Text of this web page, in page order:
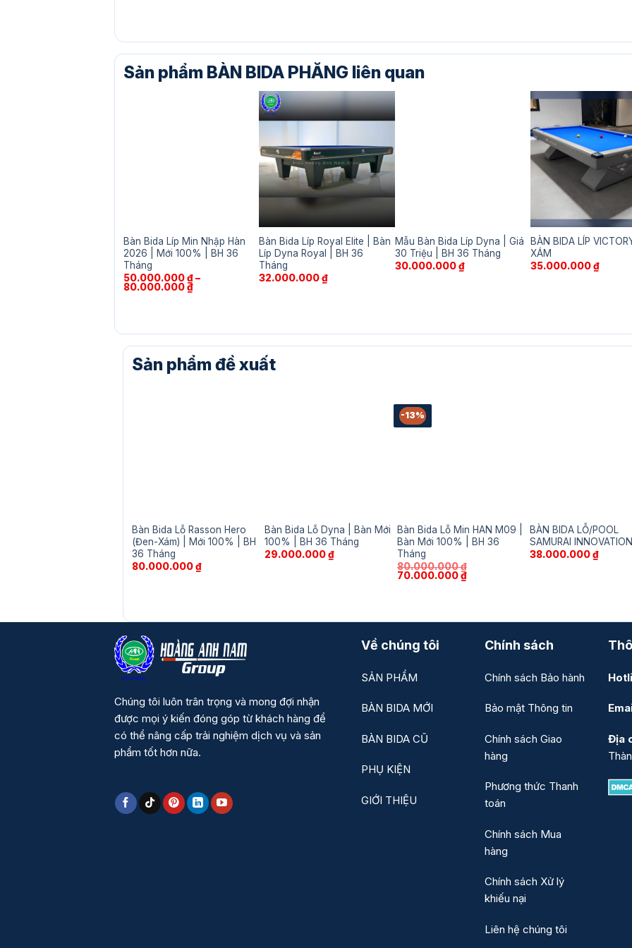
Sản phẩm BÀN BIDA PHĂNG liên quan
Bàn Bida Líp Min Nhập Hàn
2026 | Mới 100% | BH 36
Tháng
50.000.000₫–
80.000.000₫Khoảng
80.000.000 ₫
Bàn Bida Líp Royal Elite | Bàn
Líp Dyna Royal | BH 36
Tháng
32.000.000₫
Mẫu Bàn Bida Líp Dyna | Giá
30 Triệu | BH 36 Tháng
30.000.000₫
BÀN BIDA LÍP
XÁM
35.000.000₫
Sản phẩm đề xuất
Bàn Bida Lỗ Rasson Hero
(Đen-Xám) | Mới 100% | BH
36 Tháng
80.000.000₫
Bàn Bida Lỗ Dyna | Bàn Mới
100% | BH 36 Tháng
29.000.000₫
-13%
Bàn Bida Lỗ Min HAN M09 |
Bàn Mới 100% | BH 36
Tháng
80.000.000₫
Giá
70.000.000₫Giá
BÀN BIDA LỖ/POOL
SAMURAI INNOVATION
38.000.000₫
Chúng tôi luôn trân trọng và mong đợi nhận
được mọi ý kiến đóng góp từ khách hàng để
có thể nâng cấp trải nghiệm dịch vụ và sản
phẩm tốt hơn nữa.
Về chúng tôi
SẢN PHẨM
BÀN BIDA MỚI
BÀN BIDA CŨ
PHỤ KIỆN
GIỚI THIỆU
Chính sách
Chính sách Bảo hành
Bảo mật Thông tin
Chính sách Giao
hàng
Phương thức Thanh
toán
Chính sách Mua
hàng
Chính sách Xử lý
khiếu nại
Liên hệ chúng tôi
Địa